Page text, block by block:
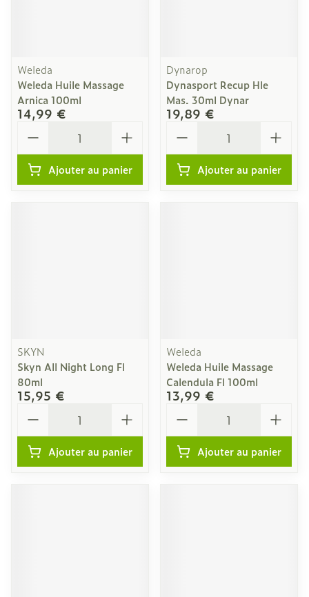
Weleda
Weleda Huile Massage
Arnica 100ml
14,99 €
Ajouter au panier
Dynarop
Dynasport Recup Hle
Mas. 30ml Dynar
19,89 €
Ajouter au panier
SKYN
Skyn All Night Long Fl
80ml
15,95 €
Ajouter au panier
Weleda
Weleda Huile Massage
Calendula Fl 100ml
13,99 €
Ajouter au panier